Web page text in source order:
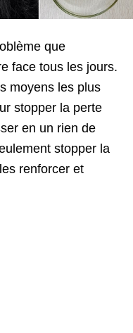
que
face tous les jours.
moyens les plus
stopper la perte
en un rien de
stopper la
renforcer et